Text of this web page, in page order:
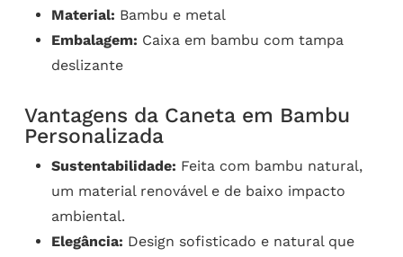
Material: Bambu e metal
Embalagem: Caixa em bambu com tampa
deslizante
Vantagens da Caneta em Bambu
Personalizada
Sustentabilidade: Feita com bambu natural,
um material renovável e de baixo impacto
ambiental.
Elegância: Design sofisticado e natural que